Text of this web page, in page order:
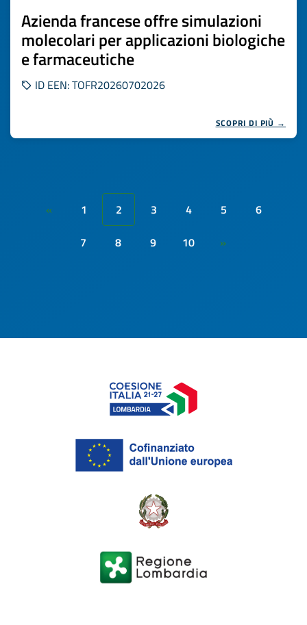
Azienda francese offre simulazioni
molecolari per applicazioni biologiche
e farmaceutiche
ID EEN: TOFR20260702026
SCOPRI DI PIÙ →
« 1 2 3 4 5
6
7
8 9 10 »